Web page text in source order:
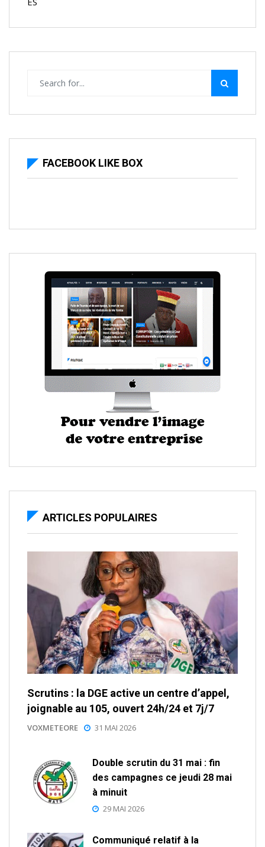
FACEBOOK LIKE BOX
ARTICLES POPULAIRES
Scrutins : la DGE active un centre d’appel,
joignable au 105, ouvert 24h/24 et 7j/7
VOXMETEORE 31 MAI 2026
Double scrutin du 31 mai : fin
des campagnes ce jeudi 28 mai
à minuit
29 MAI 2026
Communiqué relatif à la